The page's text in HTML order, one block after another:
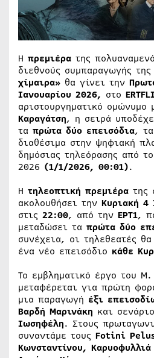
Η πρεμιέρα της
διεθνούς συμπαραγωγής της
χίμαιρα» θα γίνει την
Ιανουαρίου 2026, στο
αριστουργηματικό ομώνυμο
Καραγάτση, η σειρά
τα πρώτα δύο επεισόδια,
διαθέσιμα στην ψηφιακή
δημόσιας τηλεόρασης από
2026 (1/1/2026, 00:01).
Η τηλεοπτική πρεμιέρα της
ακολουθήσει την Κυριακή 4
στις 22:00, από την ΕΡΤ1,
μεταδώσει τα πρώτα δύο
συνέχεια, οι τηλεθεατές
ένα νέο επεισόδιο κάθε
Το εμβληματικό έργο του Μ.
μεταφέρεται για πρώτη
μια παραγωγή έξι
Βαρδή Μαρινάκη και σενάριο
Ιωσηφέλη. Στους
συναντάμε τους Fotini
Κωνσταντίνου,